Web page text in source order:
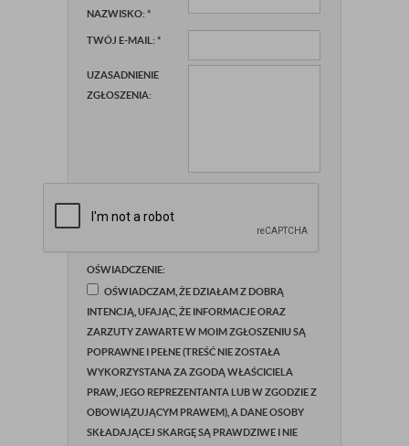
NAZWISKO: *
TWÓJ E-MAIL: *
UZASADNIENIE
ZGŁOSZENIA:
OŚWIADCZENIE:
OŚWIADCZAM, ŻE DZIAŁAM Z DOBRĄ
INTENCJĄ, UFAJĄC, ŻE INFORMACJE ORAZ
ZARZUTY ZAWARTE W MOIM ZGŁOSZENIU SĄ
POPRAWNE I PEŁNE (TREŚĆ NIE ZOSTAŁA
WYKORZYSTANA ZA ZGODĄ WŁAŚCICIELA
PRAW, JEGO REPREZENTANTA LUB W ZGODZIE Z
OBOWIĄZUJĄCYM PRAWEM), A DANE OSOBY
SKŁADAJĄCEJ SKARGĘ SĄ PRAWDZIWE I NIE